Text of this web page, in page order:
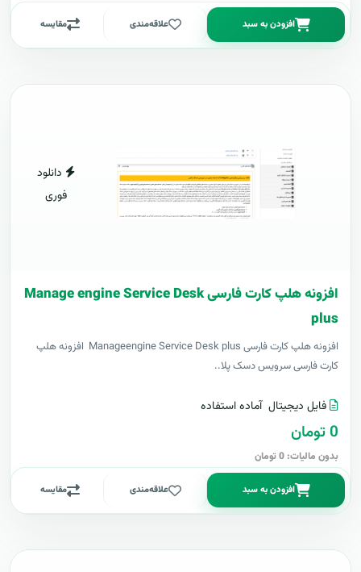
افزودن به سبد علاقه‌مندی مقایسه
دانلود
فوری
افزونه هلپ کارت فارسی Manage engine Service Desk
plus
افزونه هلپ کارت فارسی Manageengine Service Desk plus افزونه هلپ
کارت فارسی سرویس دسک پلا..
فایل دیجیتال آماده استفاده
0 تومان
بدون مالیات: 0 تومان
افزودن به سبد علاقه‌مندی مقایسه